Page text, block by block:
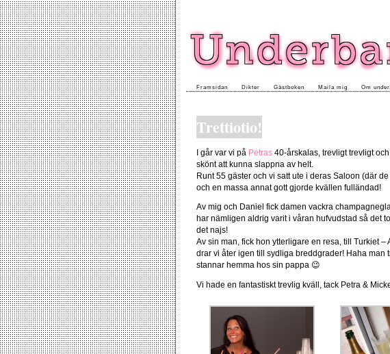
Framsidan Dikter Gästboken Maila mig Om
Trettiotio!
I går var vi på Petras 40-årskalas, trevligt trevligt
skönt att kunna slappna av helt.
Runt 55 gäster och vi satt ute i deras Saloon (där
och en massa annat gott gjorde kvällen fulländad!
Av mig och Daniel fick damen vackra
har nämligen aldrig varit i våran hufvudstad så det
det najs!
Av sin man, fick hon ytterligare en resa, till Turkiet
drar vi åter igen till sydliga breddgrader! Haha man
stannar hemma hos sin pappa 😉
Vi hade en fantastiskt trevlig kväll, tack Petra &